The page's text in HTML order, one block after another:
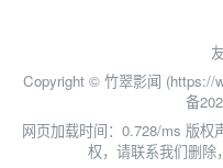
Copyright © 竹翠影闻 (https://
备
网页加载时间：0.728/ms 版权
权，请联系我们删除